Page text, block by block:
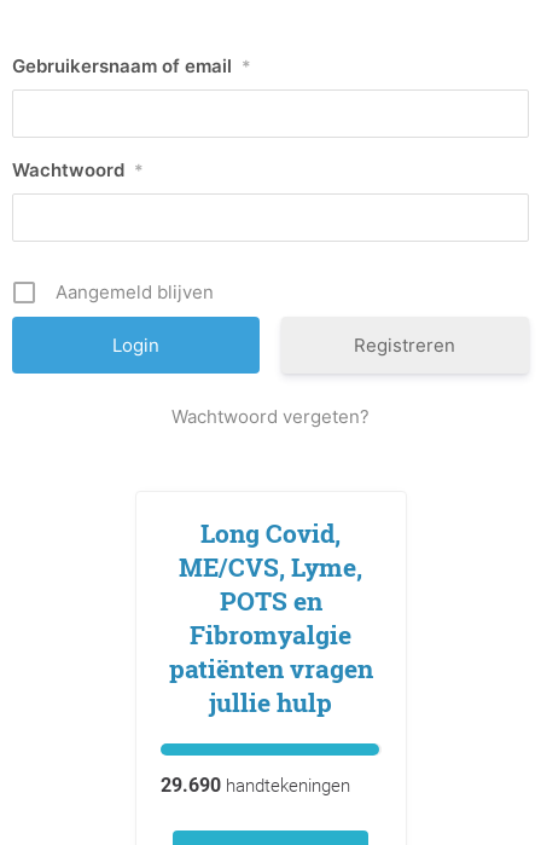
Gebruikersnaam of email *
Wachtwoord *
Aangemeld blijven
Registreren
Wachtwoord vergeten?
Long Covid,
ME/CVS, Lyme,
POTS en
Fibromyalgie
patiënten vragen
jullie hulp
29.690handtekeningen